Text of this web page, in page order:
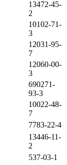
13472-45-
2
10102-71-
3
12031-95-
7
12060-00-
3
690271-
93-3
10022-48-
7
7783-22-4
13446-11-
2
537-03-1